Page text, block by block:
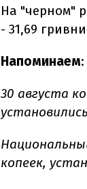
На "черном"
- 31,69
Напоминаем:
30 августа
копеек,